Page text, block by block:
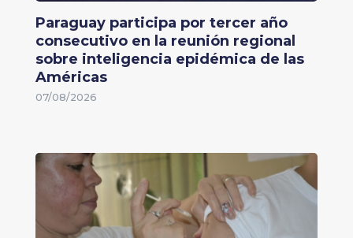
Paraguay participa por tercer año
consecutivo en la reunión regional
sobre inteligencia epidémica de las
Américas
07/08/2026